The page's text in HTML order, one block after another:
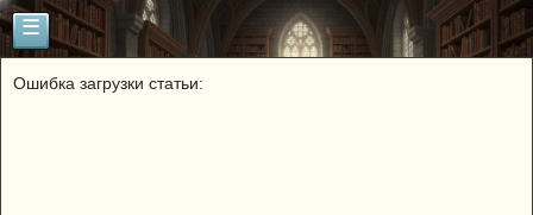
☰
Ошибка загрузки статьи: